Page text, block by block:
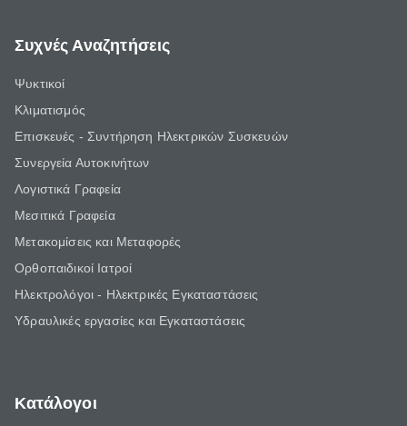
Συχνές Αναζητήσεις
Ψυκτικοί
Κλιματισμός
Επισκευές - Συντήρηση Ηλεκτρικών Συσκευών
Συνεργεία Αυτοκινήτων
Λογιστικά Γραφεία
Μεσιτικά Γραφεία
Μετακομίσεις και Μεταφορές
Ορθοπαιδικοί Ιατροί
Ηλεκτρολόγοι - Ηλεκτρικές Εγκαταστάσεις
Υδραυλικές εργασίες και Εγκαταστάσεις
Κατάλογοι